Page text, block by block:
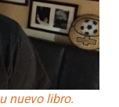
nuevo libro.